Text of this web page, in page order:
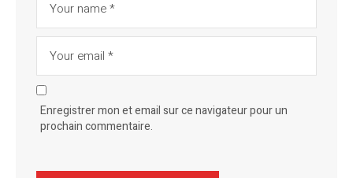
Enregistrer mon et email sur ce navigateur pour un
prochain commentaire.